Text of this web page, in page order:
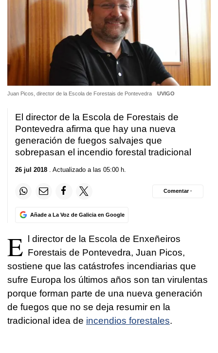
Juan Picos, director de la Escola de Forestais de Pontevedra UVIGO
El director de la Escola de Forestais de
Pontevedra afirma que hay una nueva
generación de fuegos salvajes que
sobrepasan el incendio forestal tradicional
26 jul 2018 . Actualizado a las 05:00 h.
Añade a La Voz de Galicia en Google
Comentar ·
E l director de la Escola de Enxeñeiros
Forestais de Pontevedra, Juan Picos,
sostiene que las catástrofes incendiarias que
sufre Europa los últimos años son tan virulentas
porque forman parte de una nueva generación
de fuegos que no se deja resumir en la
tradicional idea de incendios forestales.